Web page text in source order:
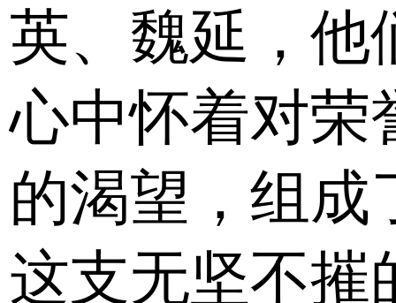
英、魏延，他
心中怀着对荣
的渴望，组成
这支无坚不摧